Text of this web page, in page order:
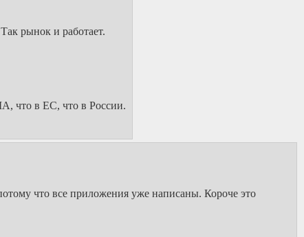
рынок и работает.
что в ЕС, что в России.
что все приложения уже написаны. Короче это